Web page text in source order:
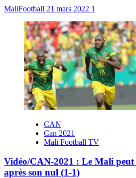
MaliFootball 21 mars 2022 1
CAN
Can 2021
Mali Football TV
Vidéo/CAN-2021 : Le Mali
après son nul (1-1)